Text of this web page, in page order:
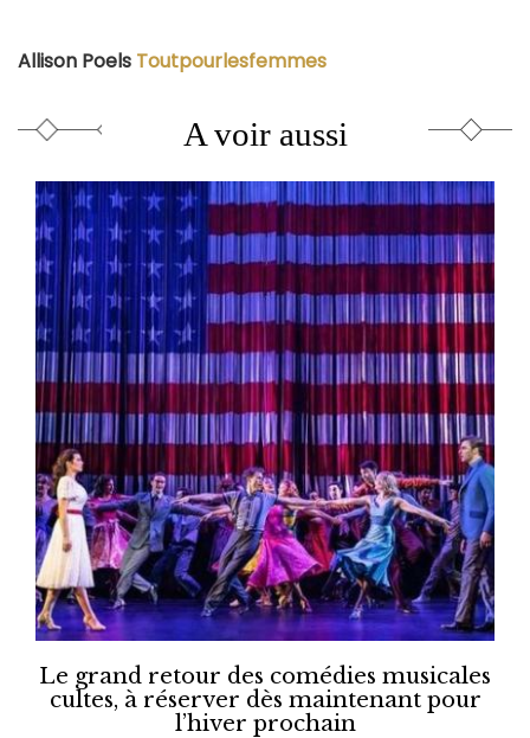
externe)
Allison Poels Toutpourlesfemmes
A voir aussi
Le grand retour des comédies musicales
cultes, à réserver dès maintenant pour
l’hiver prochain